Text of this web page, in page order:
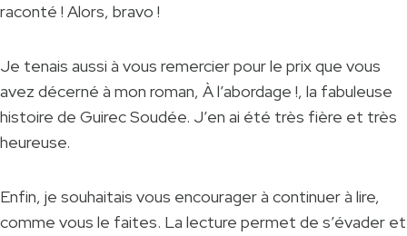
raconté ! Alors, bravo !
Je tenais aussi à vous remercier pour le prix que vous
avez décerné à mon roman, À l’abordage !, la fabuleuse
histoire de Guirec Soudée. J’en ai été très fière et très
heureuse.
Enfin, je souhaitais vous encourager à continuer à lire,
comme vous le faites. La lecture permet de s’évader et